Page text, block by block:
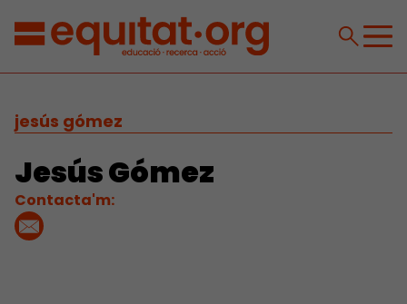
jesús gómez
Jesús Gómez
Contacta'm: